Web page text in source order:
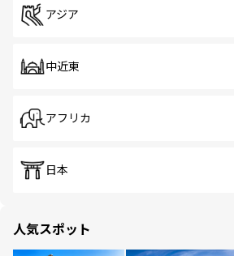
アジア
中近東
アフリカ
日本
人気スポット